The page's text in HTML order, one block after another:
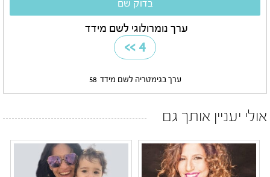
ערך נומרולוגי לשם מידד
4
>>
ערך בגימטריה לשם מידד 58
אולי יעניין אותך גם